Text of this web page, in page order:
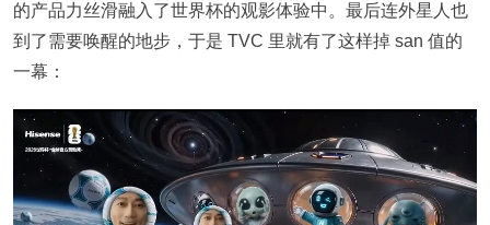
的产品力丝滑融入了世界杯的观影体验中。最后连外星人也
到了需要唤醒的地步，于是 TVC 里就有了这样掉 san 值的
一幕：